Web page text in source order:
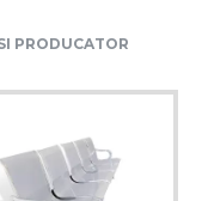
PRODUCATOR